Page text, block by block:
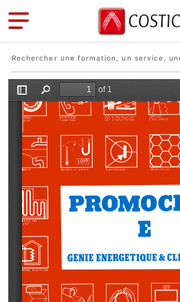
Aller au contenu principal